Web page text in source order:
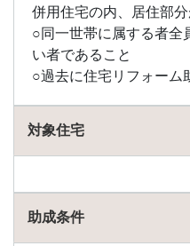
併用住宅の内、居住部
○同一世帯に属する者全
い者であること
○過去に住宅リフォーム
対象住宅
助成条件